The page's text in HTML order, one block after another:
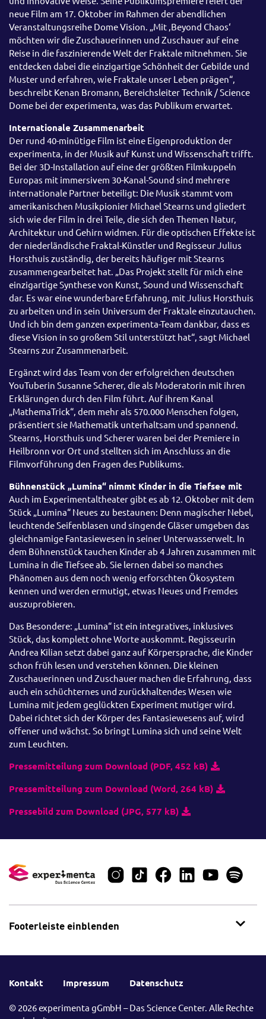
neue Film am 17. Oktober im Rahmen der abendlichen
Veranstaltungsreihe Dome Vision. „Mit ‚Beyond Chaos‘
möchten wir die Zuschauerinnen und Zuschauer auf eine
Reise in die faszinierende Welt der Fraktale mitnehmen. Sie
entdecken dabei die einzigartige Schönheit der Gebilde und
Muster und erfahren, wie Fraktale unser Leben prägen“,
beschreibt Kenan Bromann, Bereichsleiter Technik / Science
Dome bei der experimenta, was das Publikum erwartet.
Internationale Zusammenarbeit
Der rund 40-minütige Film ist eine Eigenproduktion der
experimenta, in der Musik auf Kunst und Wissenschaft trifft.
Bei der 3D-Installation auf eine der größten Filmkuppeln
Europas mit immersivem 30-Kanal-Sound sind mehrere
internationale Partner beteiligt: Die Musik stammt vom
amerikanischen Musikpionier Michael Stearns und gliedert
sich wie der Film in drei Teile, die sich den Themen Natur,
Architektur und Gehirn widmen. Für die optischen Effekte ist
der niederländische Fraktal-Künstler und Regisseur Julius
Horsthuis zuständig, der bereits häufiger mit Stearns
zusammengearbeitet hat. „Das Projekt stellt für mich eine
einzigartige Synthese von Kunst, Sound und Wissenschaft
dar. Es war eine wunderbare Erfahrung, mit Julius Horsthuis
zu arbeiten und in sein Universum der Fraktale einzutauchen.
Und ich bin dem ganzen experimenta-Team dankbar, dass es
diese Vision in so großem Stil unterstützt hat“, sagt Michael
Stearns zur Zusammenarbeit.
Ergänzt wird das Team von der erfolgreichen deutschen
YouTuberin Susanne Scherer, die als Moderatorin mit ihren
Erklärungen durch den Film führt. Auf ihrem Kanal
„MathemaTrick“, dem mehr als 570.000 Menschen folgen,
präsentiert sie Mathematik unterhaltsam und spannend.
Stearns, Horsthuis und Scherer waren bei der Premiere in
Heilbronn vor Ort und stellten sich im Anschluss an die
Filmvorführung den Fragen des Publikums.
Bühnenstück „Lumina“ nimmt Kinder in die Tiefsee mit
Auch im Experimentaltheater gibt es ab 12. Oktober mit dem
Stück „Lumina“ Neues zu bestaunen: Denn magischer Nebel,
leuchtende Seifenblasen und singende Gläser umgeben das
gleichnamige Fantasiewesen in seiner Unterwasserwelt. In
dem Bühnenstück tauchen Kinder ab 4 Jahren zusammen mit
Lumina in die Tiefsee ab. Sie lernen dabei so manches
Phänomen aus dem noch wenig erforschten Ökosystem
kennen und werden ermutigt, etwas Neues und Fremdes
auszuprobieren.
Das Besondere: „Lumina“ ist ein integratives, inklusives
Stück, das komplett ohne Worte auskommt. Regisseurin
Andrea Kilian setzt dabei ganz auf Körpersprache, die Kinder
schon früh lesen und verstehen können. Die kleinen
Zuschauerinnen und Zuschauer machen die Erfahrung, dass
auch ein schüchternes und zurückhaltendes Wesen wie
Lumina mit jedem geglückten Experiment mutiger wird.
Dabei richtet sich der Körper des Fantasiewesens auf, wird
offener und wächst. So bringt Lumina sich und seine Welt
zum Leuchten.
Pressemitteilung zum Download (PDF, 452 kB)
Pressemitteilung zum Download (Word, 264 kB)
Pressebild zum Download (JPG, 577 kB)
Footerleiste einblenden
Kontakt Impressum Datenschutz
© 2026 experimenta gGmbH – Das Science Center. Alle Rechte